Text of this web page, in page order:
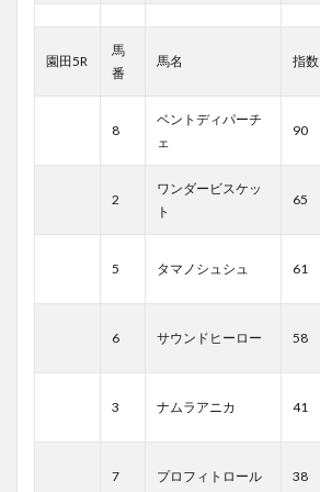
園田5R
馬
番
馬名 指数
8
ベントディパーチ
ェ
90
2
ワンダービスケッ
ト
65
5 タマノシュシュ 61
6 サウンドヒーロー 58
3 ナムラアニカ 41
7 プロフィトロール 38